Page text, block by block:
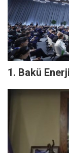
1. Bakü